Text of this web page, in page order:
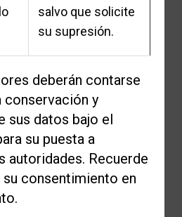
salvo que solicite
su supresión.
deberán contarse
conservación y
sus datos bajo el
su puesta a
autoridades. Recuerde
consentimiento en